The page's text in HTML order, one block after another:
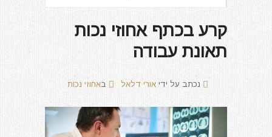
קרע בכתף אחוזי נכות
תאונת עבודה
נכתב על ידי אורי דלאל באחוזי נכות